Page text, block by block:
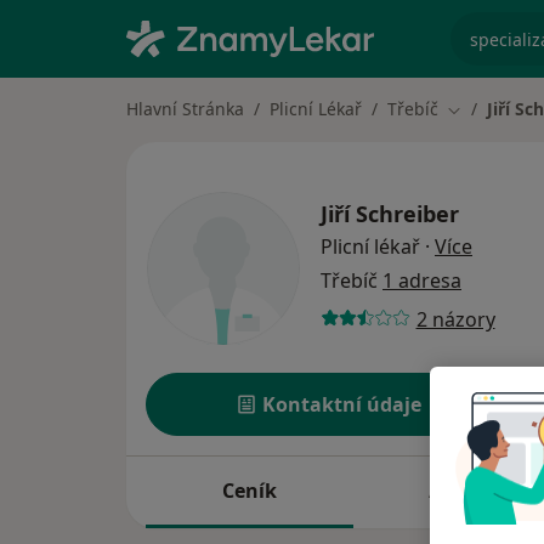
Hlavní Stránka Plicní Lékař Třebíč Změna
Jiří
Jiří Schreiber
Plicní lékař · Více
Třebíč 1 adresa
2 názory
Kontaktní údaje
Ceník Adresy